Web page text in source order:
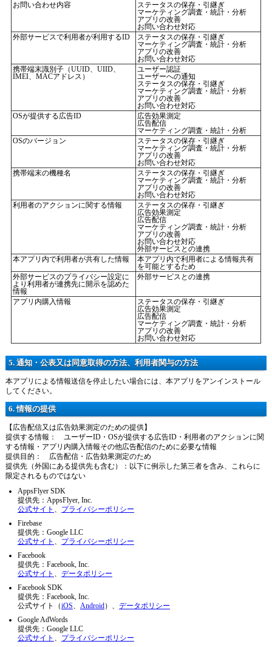
お問い合わせ内容
ステータスの保存・引継ぎ
マーケティング調査・統計・分析
アプリの改善
お問い合わせ対応
外部サービスで利用者が利用するID
ステータスの保存・引継ぎ
マーケティング調査・統計・分析
アプリの改善
お問い合わせ対応
携帯端末識別子（UUID、UIID、
IMEI、MACアドレス）
ユーザー認証
ユーザーへの通知
ステータスの保存・引継ぎ
マーケティング調査・統計・分析
アプリの改善
お問い合わせ対応
OSが提供する広告ID
広告効果測定
広告配信
マーケティング調査・統計・分析
OSのバージョン
ステータスの保存・引継ぎ
マーケティング調査・統計・分析
アプリの改善
お問い合わせ対応
携帯端末の機種名
ステータスの保存・引継ぎ
マーケティング調査・統計・分析
アプリの改善
お問い合わせ対応
利用者のアクションに関する情報
ステータスの保存・引継ぎ
広告効果測定
広告配信
マーケティング調査・統計・分析
アプリの改善
お問い合わせ対応
外部サービスとの連携
本アプリ内で利用者が共有した情報
本アプリ内で利用者による情報共有
を可能とするため
外部サービスのプライバシー設定に
より利用者が連携先に開示を認めた
情報
外部サービスとの連携
アプリ内購入情報
ステータスの保存・引継ぎ
広告効果測定
広告配信
マーケティング調査・統計・分析
アプリの改善
お問い合わせ対応
5. 通知・公表又は同意取得の方法、利用者関与の方法
本アプリによる情報送信を停止したい場合には、本アプリをアンインストール
してください。
6. 情報の提供
【広告配信又は広告効果測定のための提供】
提供する情報： ユーザーID・OSが提供する広告ID・利用者のアクションに関
する情報・アプリ内購入情報その他広告配信のために必要な情報
提供目的： 広告配信・広告効果測定のため
提供先（外国にある提供先も含む）：以下に例示した第三者を含み、これらに
限定されるものではない
AppsFlyer SDK
提供先：AppsFlyer, Inc.
公式サイト 、 プライバシーポリシー
Firebase
提供先：Google LLC
公式サイト 、 プライバシーポリシー
Facebook
提供先：Facebook, Inc.
公式サイト 、 データポリシー
Facebook SDK
提供先：Facebook, Inc.
公式サイト（iOS、 Android）、 データポリシー
Google AdWords
提供先：Google LLC
公式サイト 、 プライバシーポリシー